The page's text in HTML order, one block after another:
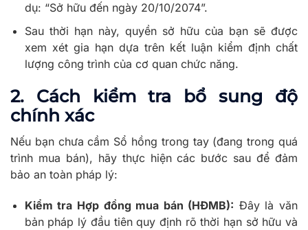
dụ: “Sở hữu đến ngày 20/10/2074”.
Sau thời hạn này, quyền sở hữu của bạn sẽ được
xem xét gia hạn dựa trên kết luận kiểm định chất
lượng công trình của cơ quan chức năng.
2. Cách kiểm tra bổ sung độ
chính xác
Nếu bạn chưa cầm Sổ hồng trong tay (đang trong quá
trình mua bán), hãy thực hiện các bước sau để đảm
bảo an toàn pháp lý:
Kiểm tra Hợp đồng mua bán (HĐMB): Đây là văn
bản pháp lý đầu tiên quy định rõ thời hạn sở hữu và